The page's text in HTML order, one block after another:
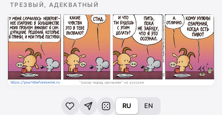
ТРЕЗВЫЙ, АДЕКВАТНЫЙ
RU EN